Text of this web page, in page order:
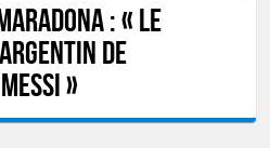
: « Le
de
»